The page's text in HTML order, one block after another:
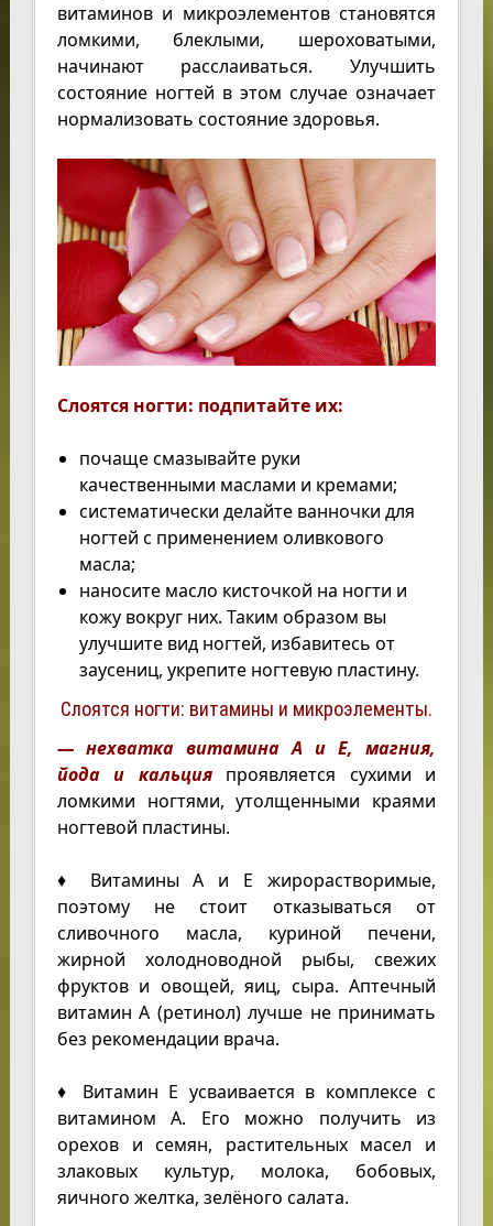
витаминов и микроэлементов становятся
ломкими, блеклыми, шероховатыми,
начинают расслаиваться. Улучшить
состояние ногтей в этом случае означает
нормализовать состояние здоровья.
Слоятся ногти: подпитайте их:
почаще смазывайте руки
качественными маслами и кремами;
систематически делайте ванночки для
ногтей с применением оливкового
масла;
наносите масло кисточкой на ногти и
кожу вокруг них. Таким образом вы
улучшите вид ногтей, избавитесь от
заусениц, укрепите ногтевую пластину.
Слоятся ногти: витамины и микроэлементы.
— нехватка витамина А и Е, магния,
йода и кальцияпроявляется сухими и
ломкими ногтями, утолщенными краями
ногтевой пластины.
♦ Витамины А и Е жирорастворимые,
поэтому не стоит отказываться от
сливочного масла, куриной печени,
жирной холодноводной рыбы, свежих
фруктов и овощей, яиц, сыра. Аптечный
витамин А (ретинол) лучше не принимать
без рекомендации врача.
♦ Витамин Е усваивается в комплексе с
витамином А. Его можно получить из
орехов и семян, растительных масел и
злаковых культур, молока, бобовых,
яичного желтка, зелёного салата.